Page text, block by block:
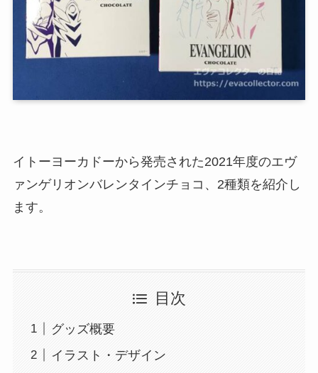
イトーヨーカドーから発売された2021年度のエヴ
ァンゲリオンバレンタインチョコ、2種類を紹介し
ます。
目次
グッズ概要
イラスト・デザイン